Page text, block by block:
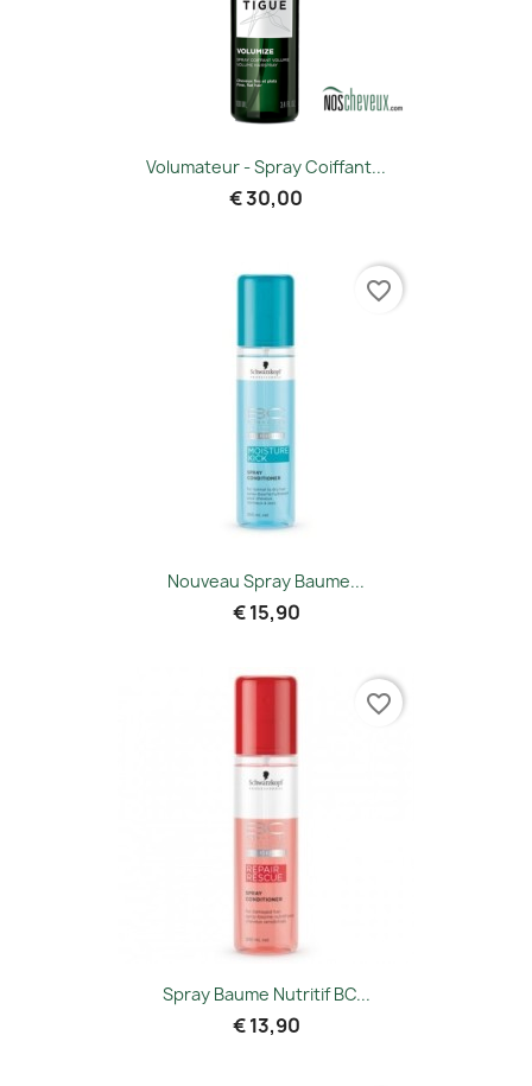
Volumateur - Spray Coiffant...
€ 30,00
Nouveau Spray Baume...
€ 15,90
favorite_border
Spray Baume Nutritif BC...
€ 13,90
favorite_border